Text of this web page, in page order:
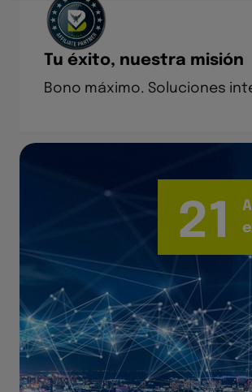
21
Tu éxito, nuestra misión
Bono máximo. Soluciones